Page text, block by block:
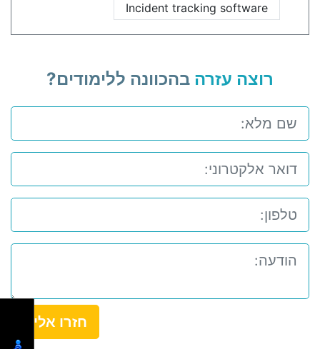
Incident tracking software
רוצה עזרה בהכוונה ללימודים?
חזרו אלי